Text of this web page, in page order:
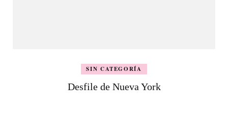
SIN CATEGORÍA
Desfile de Nueva York